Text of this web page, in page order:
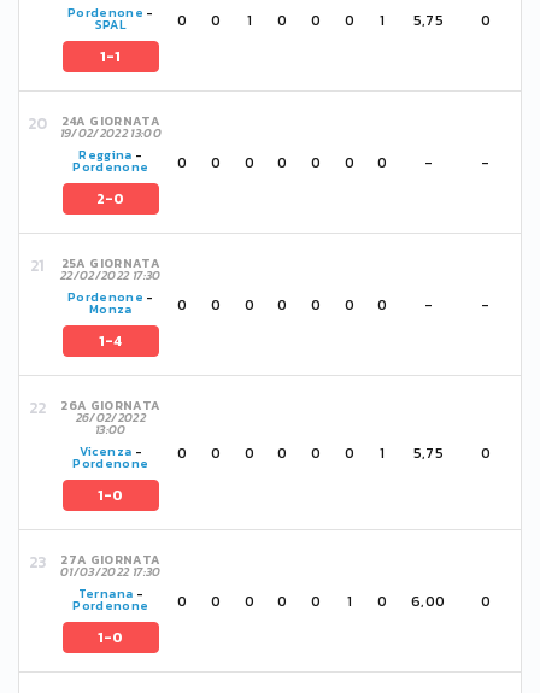
Pordenone -
SPAL
1-1
0 0 1 0 0 0 1 5,75 0
24A GIORNATA
19/02/2022 13:00
Reggina -
Pordenone
2-0
0 0 0 0 0 0 0 - -
25A GIORNATA
22/02/2022 17:30
Pordenone -
Monza
1-4
0 0 0 0 0 0 0 - -
26A GIORNATA
26/02/2022
13:00
Vicenza -
Pordenone
1-0
0 0 0 0 0 0 1 5,75 0
27A GIORNATA
01/03/2022 17:30
Ternana -
Pordenone
1-0
0 0 0 0 0 1 0 6,00 0